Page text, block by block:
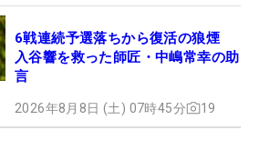
6戦連続予選落ちから復活の狼煙
入谷響を救った師匠・中嶋常幸の助
言
2026年8月8日 (土) 07時45分 19